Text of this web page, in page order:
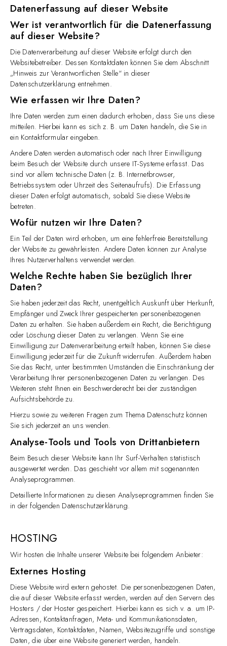
Datenerfassung auf dieser Website
Wer ist verantwortlich für die Datenerfassung
auf dieser Website?
Die Datenverarbeitung auf dieser Website erfolgt durch den
Websitebetreiber. Dessen Kontaktdaten können Sie dem Abschnitt
„Hinweis zur Verantwortlichen Stelle“ in dieser
Datenschutzerklärung entnehmen.
Wie erfassen wir Ihre Daten?
Ihre Daten werden zum einen dadurch erhoben, dass Sie uns diese
mitteilen. Hierbei kann es sich z. B. um Daten handeln, die Sie in
ein Kontaktformular eingeben.
Andere Daten werden automatisch oder nach Ihrer Einwilligung
beim Besuch der Website durch unsere IT-Systeme erfasst. Das
sind vor allem technische Daten (z. B. Internetbrowser,
Betriebssystem oder Uhrzeit des Seitenaufrufs). Die Erfassung
dieser Daten erfolgt automatisch, sobald Sie diese Website
betreten.
Wofür nutzen wir Ihre Daten?
Ein Teil der Daten wird erhoben, um eine fehlerfreie Bereitstellung
der Website zu gewährleisten. Andere Daten können zur Analyse
Ihres Nutzerverhaltens verwendet werden.
Welche Rechte haben Sie bezüglich Ihrer
Daten?
Sie haben jederzeit das Recht, unentgeltlich Auskunft über Herkunft,
Empfänger und Zweck Ihrer gespeicherten personenbezogenen
Daten zu erhalten. Sie haben außerdem ein Recht, die Berichtigung
oder Löschung dieser Daten zu verlangen. Wenn Sie eine
Einwilligung zur Datenverarbeitung erteilt haben, können Sie diese
Einwilligung jederzeit für die Zukunft widerrufen. Außerdem haben
Sie das Recht, unter bestimmten Umständen die Einschränkung der
Verarbeitung Ihrer personenbezogenen Daten zu verlangen. Des
Weiteren steht Ihnen ein Beschwerderecht bei der zuständigen
Aufsichtsbehörde zu.
Hierzu sowie zu weiteren Fragen zum Thema Datenschutz können
Sie sich jederzeit an uns wenden.
Analyse-Tools und Tools von Dritt­anbietern
Beim Besuch dieser Website kann Ihr Surf-Verhalten statistisch
ausgewertet werden. Das geschieht vor allem mit sogenannten
Analyseprogrammen.
Detaillierte Informationen zu diesen Analyseprogrammen finden Sie
in der folgenden Datenschutzerklärung.
HOSTING
Wir hosten die Inhalte unserer Website bei folgendem Anbieter:
Externes Hosting
Diese Website wird extern gehostet. Die personenbezogenen Daten,
die auf dieser Website erfasst werden, werden auf den Servern des
Hosters / der Hoster gespeichert. Hierbei kann es sich v. a. um IP-
Adressen, Kontaktanfragen, Meta- und Kommunikationsdaten,
Vertragsdaten, Kontaktdaten, Namen, Websitezugriffe und sonstige
Daten, die über eine Website generiert werden, handeln.